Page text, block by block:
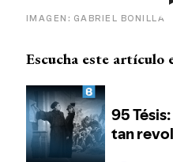
IMAGEN: GABRIEL BONILLA
Escucha este artículo